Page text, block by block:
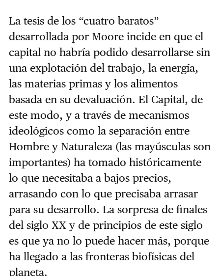
La tesis de los “cuatro baratos”
desarrollada por Moore incide en que el
capital no habría podido desarrollarse sin
una explotación del trabajo, la energía,
las materias primas y los alimentos
basada en su devaluación. El Capital, de
este modo, y a través de mecanismos
ideológicos como la separación entre
Hombre y Naturaleza (las mayúsculas son
importantes) ha tomado históricamente
lo que necesitaba a bajos precios,
arrasando con lo que precisaba arrasar
para su desarrollo. La sorpresa de finales
del siglo XX y de principios de este siglo
es que ya no lo puede hacer más, porque
ha llegado a las fronteras biofísicas del
planeta.